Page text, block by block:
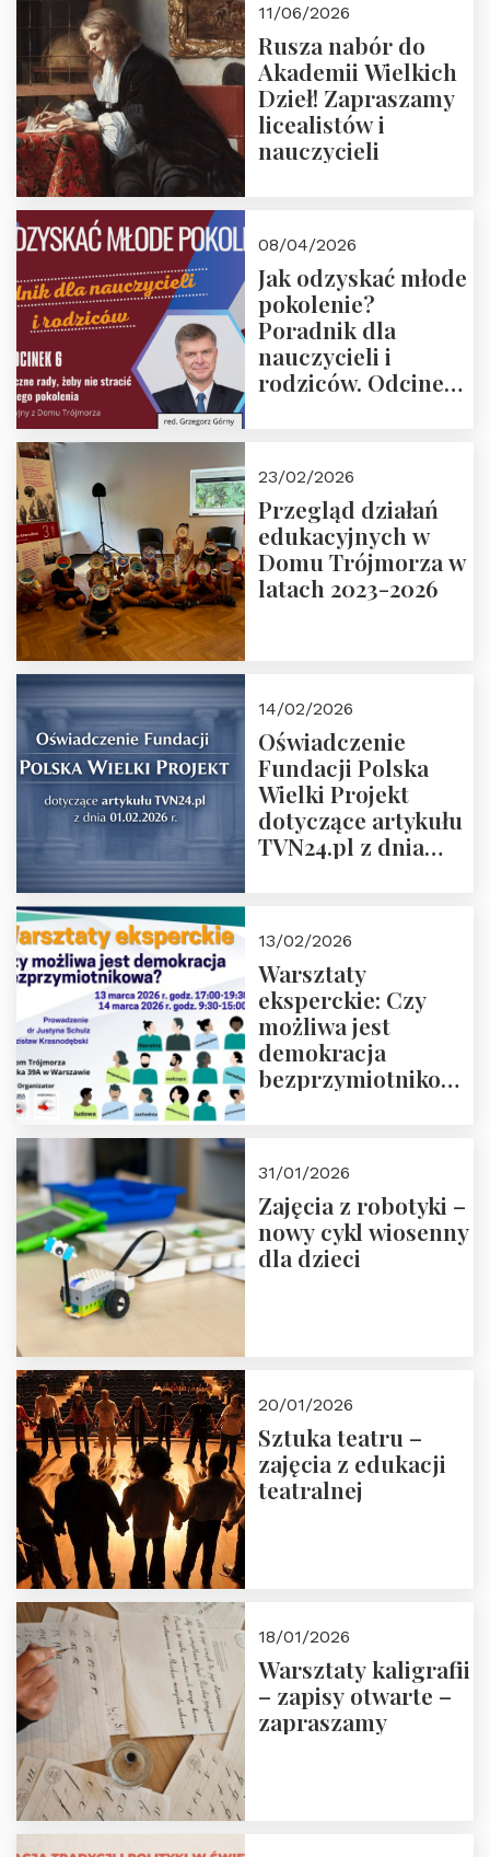
11/06/2026
Rusza nabór do
Akademii Wielkich
Dzieł! Zapraszamy
licealistów i
nauczycieli
08/04/2026
Jak odzyskać młode
pokolenie?
Poradnik dla
nauczycieli i
rodziców. Odcinek
Rozmawiają red.
Grzegorz Górny i
prof. Michał
Łuczewski
23/02/2026
Przegląd działań
edukacyjnych w
Domu Trójmorza w
latach 2023-2026
14/02/2026
Oświadczenie
Fundacji Polska
Wielki Projekt
dotyczące artykułu
TVN24.pl z dnia
13/02/2026
Warsztaty
eksperckie: Czy
możliwa jest
demokracja
bezprzymiotnikowa?
31/01/2026
Zajęcia z robotyki –
nowy cykl wiosenny
dla dzieci
20/01/2026
Sztuka teatru –
zajęcia z edukacji
teatralnej
18/01/2026
Warsztaty kaligrafii
– zapisy otwarte –
zapraszamy